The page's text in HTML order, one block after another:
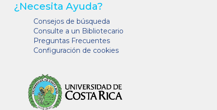
¿Necesita Ayuda?
Consejos de búsqueda
Consulte a un Bibliotecario
Preguntas Frecuentes
Configuración de cookies